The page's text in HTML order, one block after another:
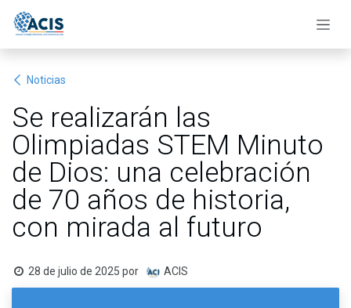
Noticias
Se realizarán las
Olimpiadas STEM Minuto
de Dios: una celebración
de 70 años de historia,
con mirada al futuro
28 de julio de 2025 por ACIS